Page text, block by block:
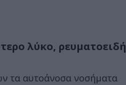
λύκο, ρευματοειδή
τα αυτοάνοσα νοσήματα